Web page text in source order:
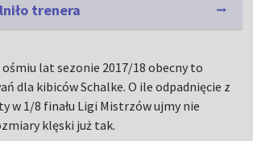
trenera
lat sezonie 2017/18 obecny to
dla kibiców Schalke. O ile odpadnięcie z
w 1/8 finału Ligi Mistrzów ujmy nie
klęski już tak.